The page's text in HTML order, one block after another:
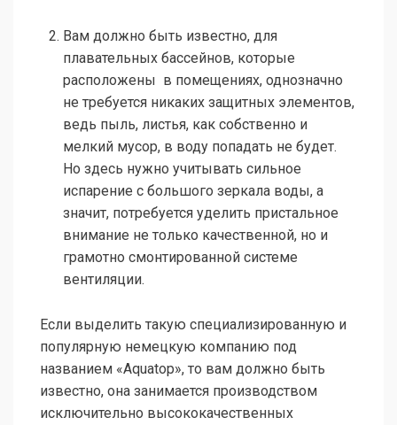
Вам должно быть известно, для
плавательных бассейнов, которые
расположены в помещениях, однозначно
не требуется никаких защитных элементов,
ведь пыль, листья, как собственно и
мелкий мусор, в воду попадать не будет.
Но здесь нужно учитывать сильное
испарение с большого зеркала воды, а
значит, потребуется уделить пристальное
внимание не только качественной, но и
грамотно смонтированной системе
вентиляции.
Если выделить такую специализированную и
популярную немецкую компанию под
названием «Aquatop», то вам должно быть
известно, она занимается производством
исключительно высококачественных